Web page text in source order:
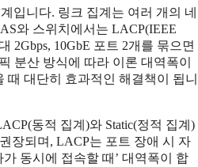
입니다. 링크 집계는 여러 개의 네
와 스위치에서는 LACP(IEEE
2Gbps, 10GbE 포트 2개를 묶으면
분산 방식에 따라 이론 대역폭이
때 대단히 효과적인 해결책이 됩니
동적 집계)와 Static(정적 집계)
장되며, LACP는 포트 장애 시 자
동시에 접속할 때’ 대역폭이 합